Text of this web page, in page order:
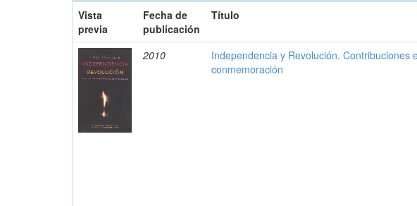
Vista
previa
Fecha de
publicación
Título
2010
Independencia y Revolución. Contribuciones
conmemoración